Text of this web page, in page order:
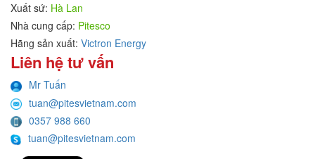
Xuất sứ: Hà Lan
Nhà cung cấp: Pitesco
Hãng sản xuất: Victron Energy
Liên hệ tư vấn
Mr Tuấn
tuan@pitesvietnam.com
0357 988 660
tuan@pitesvietnam.com